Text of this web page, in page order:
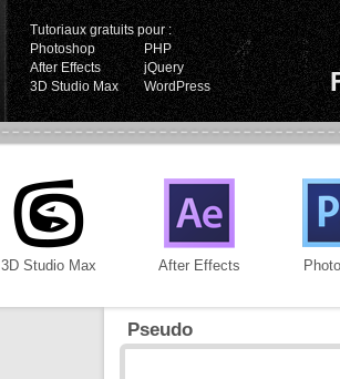
Tutoriaux gratuits pour :
Photoshop
PHP
After Effects
jQuery
3D Studio Max
WordPress
3D Studio Max After Effects
Pseudo